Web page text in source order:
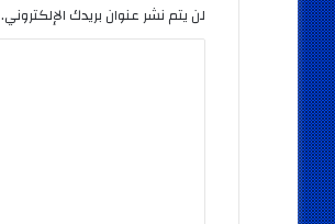
لن يتم نشر عنوان بريدك الإلكتروني.